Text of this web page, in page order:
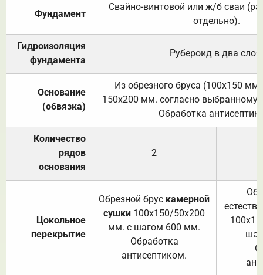
Фундамент
Свайно-винтовой или ж/б сваи
отдельно).
Гидроизоляция
фундамента
Рубероид в два слоя.
Основание
(обвязка)
Из обрезного бруса (100х150
150х200 мм. согласно выбранному
Обработка
Количество
рядов
основания
2
Цокольное
перекрытие
Обрезной брус камерной
сушки 100х150/50х200
мм. с шагом 600 мм.
Обработка
антисептиком.